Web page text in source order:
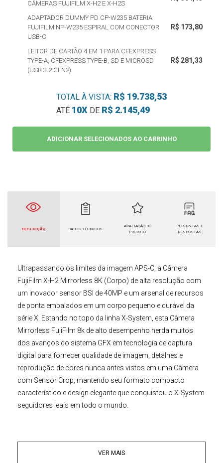
CÂMERAS FUJIFILM X-H2 E X-H2S
ADAPTADOR DUMMY PD CP-W235 BATERIA
FUJIFILM NP-W235 ESPIRAL COM CONECTOR
USB-C
R$ 173,80
LEITOR DE CARTÃO 4 EM 1 PARA CFEXPRESS
TYPE-A, CFEXPRESS TYPE-B, SD E MICROSD
(USB 3.2 GEN2)
R$ 281,33
ADICIONAR SELECIONADOS AO CARRINHO
TOTAL À VISTA: R$ 19.738,53
ATÉ 10X DE R$ 2.145,49
DESCRIÇÃO DADOS TÉCNICOS
AVALIAÇÃO DO
PRODUTO
PERGUNTAS E
RESPOSTAS
Ultrapassando os limites da imagem APS-C, a Câmera
FujiFilm X-H2 Mirrorless 8K (Corpo) de alta resolução com
um inovador sensor BSI de 40MP e um arsenal de recursos
de ponta embalados em um corpo pequeno e durável da
série X. Estando no topo da linha X-System, esta Câmera
Mirrorless FujiFilm 8k de alto desempenho herda muitos
dos avanços do sistema GFX em tecnologia de captura
digital para fornecer qualidade de imagem, detalhes e
reprodução de cores nunca antes vistos em uma Câmera
com Sensor Crop, mantendo seu formato compacto
característico e design elegante que conquistou o X-System
seguidores leais em todo o mundo.
Ideal para fotógrafos de arquitetura, viagens e paisagens, a
Câmera Mirrorless FujiFilm X-H2possui um Sensor X-Trans
VER MAIS